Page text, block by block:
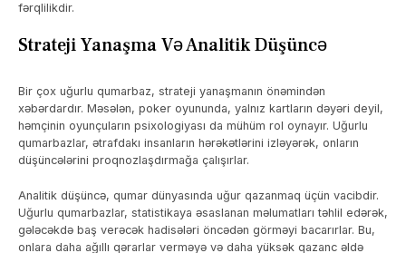
fərqlilikdir.
Strateji Yanaşma Və Analitik Düşüncə
Bir çox uğurlu qumarbaz, strateji yanaşmanın önəmindən
xəbərdardır. Məsələn, poker oyununda, yalnız kartların dəyəri deyil,
həmçinin oyunçuların psixologiyası da mühüm rol oynayır. Uğurlu
qumarbazlar, ətrafdakı insanların hərəkətlərini izləyərək, onların
düşüncələrini proqnozlaşdırmağa çalışırlar.
Analitik düşüncə, qumar dünyasında uğur qazanmaq üçün vacibdir.
Uğurlu qumarbazlar, statistikaya əsaslanan məlumatları təhlil edərək,
gələcəkdə baş verəcək hadisələri öncədən görməyi bacarırlar. Bu,
onlara daha ağıllı qərarlar verməyə və daha yüksək qazanc əldə